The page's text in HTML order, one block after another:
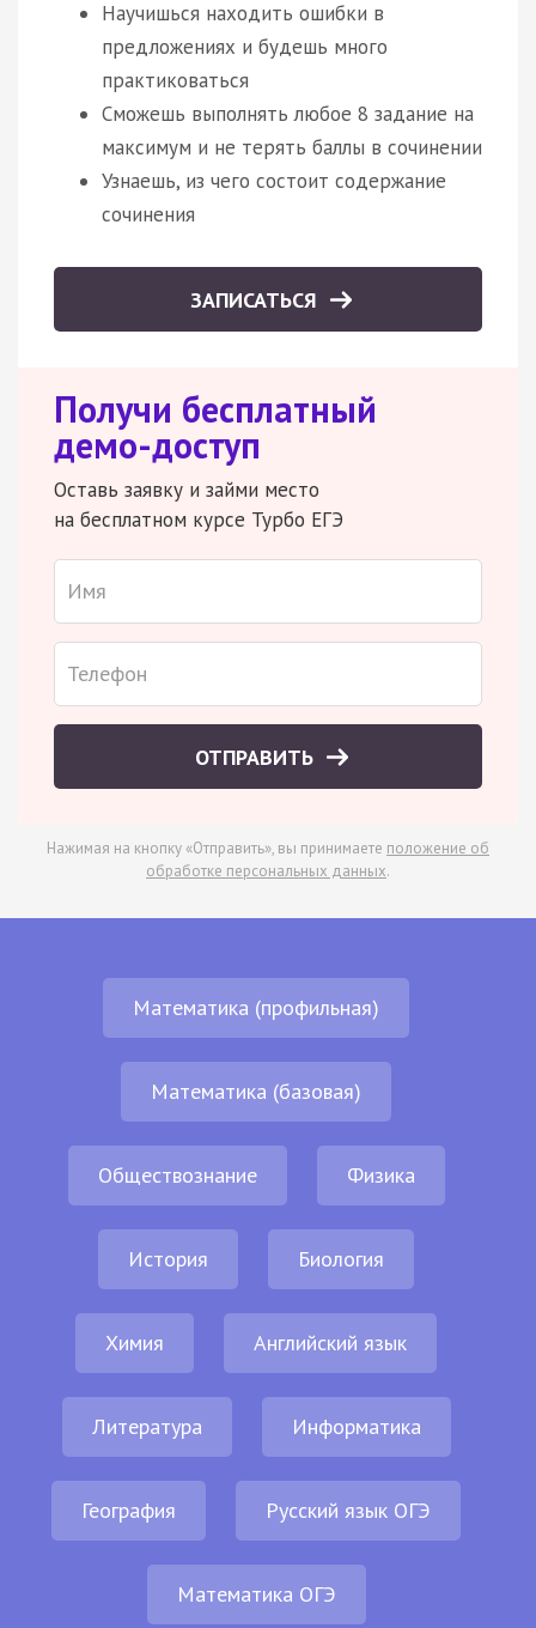
Научишься находить ошибки в
предложениях и будешь много
практиковаться
Сможешь выполнять любое 8 задание на
максимум и не терять баллы в сочинении
Узнаешь, из чего состоит содержание
сочинения
ЗАПИСАТЬСЯ
Получи бесплатный
демо-доступ
Оставь заявку и займи место
на бесплатном курсе Турбо ЕГЭ
ОТПРАВИТЬ
Нажимая на кнопку «Отправить», вы принимаете положение об
обработке персональных данных.
Математика (профильная)
Математика (базовая)
Обществознание Физика
История Биология
Химия Английский язык
Литература Информатика
География Русский язык ОГЭ
Математика ОГЭ